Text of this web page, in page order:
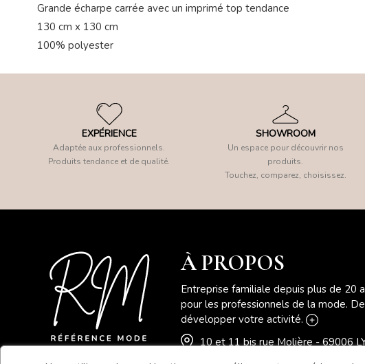
Grande écharpe carrée avec un imprimé top tendance
130 cm x 130 cm
100% polyester
EXPÉRIENCE
Adaptée aux professionnels.
Produits tendance et de qualité.
SHOWROOM
Un espace pour découvrir nos
produits.
Touchez, comparez, choisissez.
À PROPOS
Entreprise familiale depuis plus de 20
pour les professionnels de la mode.
développer votre activité.
10 et 11 bis rue Molière - 69006